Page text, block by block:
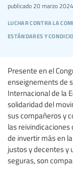
luchar contra la
estándares y
publicado 20 marzo 2024
Presente en el
enseignements de
Internacional de la
solidaridad del
sus compañeros y
las reivindicaciones
de invertir más en
justos y decentes y
seguras, son